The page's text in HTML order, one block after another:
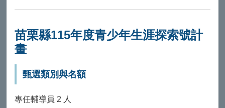
苗栗縣115年度青少年生涯探索號計
畫
甄選類別與名額
專任輔導員 2 人